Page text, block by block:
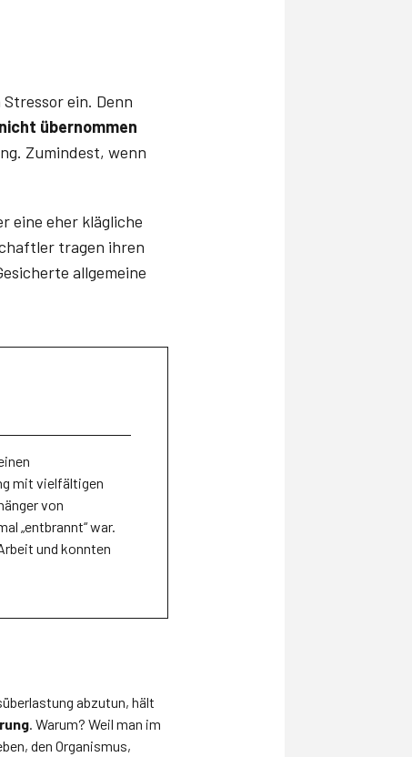
ein. Denn
übernommen
Zumindest, wenn
eine eher klägliche
tragen ihren
allgemeine
mit vielfältigen
von
„entbrannt“ war.
und konnten
abzutun, hält
. Warum? Weil man im
den Organismus,